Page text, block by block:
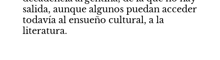
salida, aunque algunos puedan acceder
todavía al ensueño cultural, a la
literatura.